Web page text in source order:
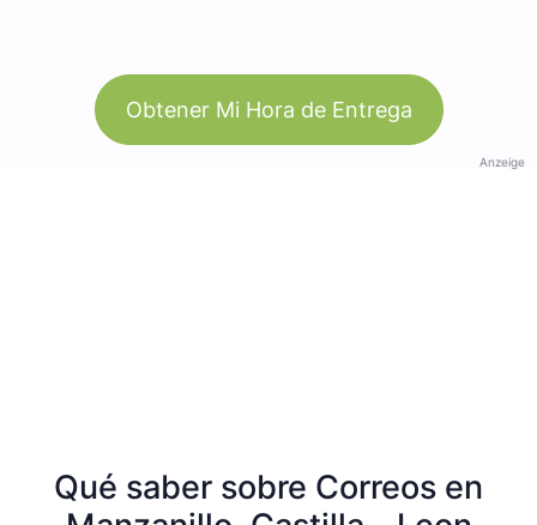
Obtener Mi Hora de Entrega
Anzeige
Qué saber sobre Correos en